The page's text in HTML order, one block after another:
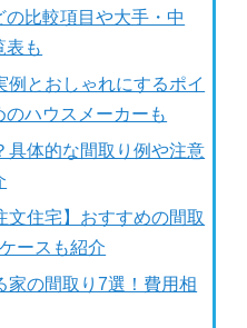
比較項目や大手・中
表も
例とおしゃれにするポイ
ハウスメーカーも
具体的な間取り例や注意
文住宅】おすすめの間取
ースも紹介
家の間取り7選！費用相